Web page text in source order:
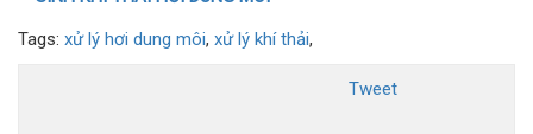
Tags: xử lý hơi dung môi, xử lý khí thải,
Tweet